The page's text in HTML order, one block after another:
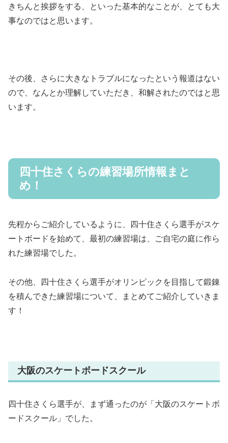
きちんと挨拶をする、といった基本的なことが、とても大
事なのではと思います。
その後、さらに大きなトラブルになったという報道はない
ので、なんとか理解していただき、和解されたのではと思
います。
四十住さくらの練習場所情報まと
め！
先程からご紹介しているように、四十住さくら選手がスケ
ートボードを始めて、最初の練習場は、ご自宅の庭に作ら
れた練習場でした。
その他、四十住さくら選手がオリンピックを目指して鍛錬
を積んできた練習場について、まとめてご紹介していきま
す！
大阪のスケートボードスクール
四十住さくら選手が、まず通ったのが「大阪のスケートボ
ードスクール」でした。